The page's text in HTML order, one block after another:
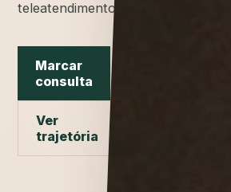
teleatendimento.
Marcar
consulta
Ver
trajetória